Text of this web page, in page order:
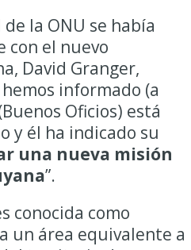
la ONU se había
con el nuevo
David Granger,
informado (a
Oficios) está
y él ha indicado su
una nueva misión
”.
conocida como
un área equivalente a